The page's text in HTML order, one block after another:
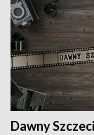
Dawny